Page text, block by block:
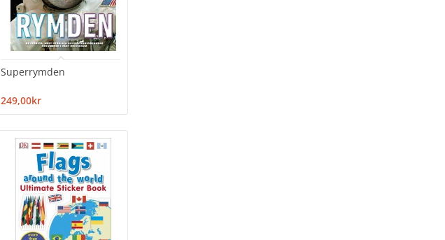
Superrymden
249,00kr